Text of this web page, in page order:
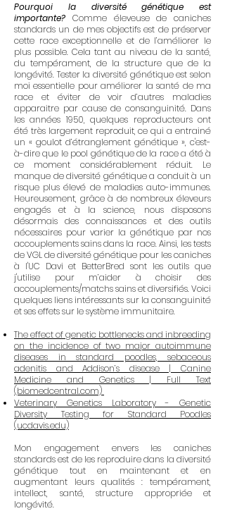
Pourquoi la diversité génétique est
importante? Comme éleveuse de caniches
standards un de mes objectifs est de préserver
cette race exceptionnelle et de l’améliorer le
plus possible. Cela tant au niveau de la santé,
du tempérament, de la structure que de la
longévité. Tester la diversité génétique est selon
moi essentielle pour améliorer la santé de ma
race et éviter de voir d’autres maladies
apparaitre par cause de consanguinité. Dans
les années 1950, quelques reproducteurs ont
été très largement reproduit, ce qui a entrainé
un « goulot d’étranglement génétique », c'est-
à-dire que le pool génétique de la race a été à
ce moment considérablement réduit. Le
manque de diversité génétique a conduit à un
risque plus élevé de maladies auto-immunes.
Heureusement, grâce à de nombreux éleveurs
engagés et à la science, nous disposons
désormais des connaissances et des outils
nécessaires pour varier la génétique par nos
accouplements sains dans la race. Ainsi, les tests
de VGL de diversité génétique pour les caniches
à l'UC Davi et BetterBred sont les outils que
j'utilise pour m’aider à choisir des
accouplements/matchs sains et diversifiés. ​Voici
quelques liens intéressants sur la consanguinité
et ses effets sur le système immunitaire.
The effect of genetic bottlenecks and inbreeding
on the incidence of two major autoimmune
diseases in standard poodles, sebaceous
adenitis and Addison’s disease | Canine
Medicine and Genetics | Full Text
(biomedcentral.com)
Veterinary Genetics Laboratory - Genetic
Diversity Testing for Standard Poodles
(ucdavis.edu)
Mon engagement envers les caniches
standards est de les reproduire dans la diversité
génétique tout en maintenant et en
augmentant leurs qualités : tempérament,
intellect, santé, structure appropriée et
longévité.